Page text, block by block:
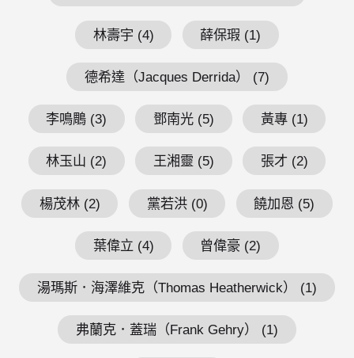
林壽宇 (4) 薛保瑕 (1)
德希達（Jacques Derrida） (7)
李鳴鵰 (3) 鄧南光 (5) 黃專 (1)
林玉山 (2) 王湘靈 (5) 張才 (2)
楊茂林 (2) 黨若洪 (0) 饒加恩 (5)
葉偉立 (4) 曾偉豪 (2)
湯瑪斯．海澤維克（Thomas Heatherwick） (1)
弗蘭克．蓋瑞（Frank Gehry） (1)